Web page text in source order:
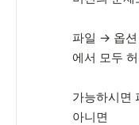
파일 → 옵
에서 모두
가능하시면
아니면